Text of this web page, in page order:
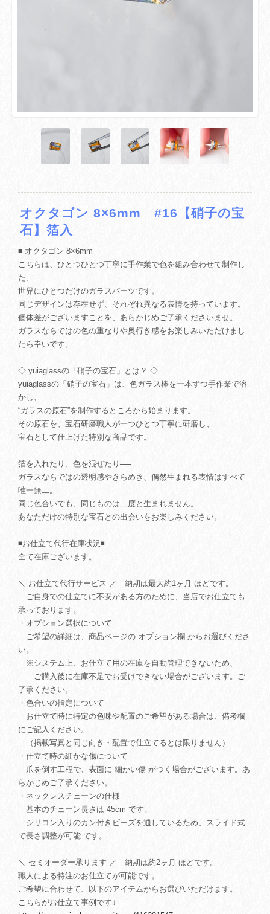
オクタゴン 8×6mm #16【硝子の宝
石】箔入
◾️ オクタゴン 8×6mm
こちらは、ひとつひとつ丁寧に手作業で色を組み合わせて制作し
た、
世界にひとつだけのガラスパーツです。
同じデザインは存在せず、それぞれ異なる表情を持っています。
個体差がございますことを、あらかじめご了承くださいませ。
ガラスならではの色の重なりや奥行き感をお楽しみいただけまし
たら幸いです。
◇ yuiaglassの「硝子の宝石」とは？ ◇
yuiaglassの「硝子の宝石」は、色ガラス棒を一本ずつ手作業で溶
かし、
“ガラスの原石”を制作するところから始まります。
その原石を、宝石研磨職人が一つひとつ丁寧に研磨し、
宝石として仕上げた特別な商品です。
箔を入れたり、色を混ぜたり──
ガラスならではの透明感やきらめき、偶然生まれる表情はすべて
唯一無二。
同じ色合いでも、同じものは二度と生まれません。
あなただけの特別な宝石との出会いをお楽しみください。
◾️お仕立て代行在庫状況◾️
全て在庫ございます。
＼ お仕立て代行サービス ／ 納期は最大約1ヶ月 ほどです。
ご自身での仕立てに不安がある方のために、当店でお仕立ても
承っております。
・オプション選択について
ご希望の詳細は、商品ページの オプション欄 からお選びくださ
い。
※システム上、お仕立て用の在庫を自動管理できないため、
ご購入後に在庫不足でお受けできない場合がございます。ご
了承ください。
・色合いの指定について
お仕立て時に特定の色味や配置のご希望がある場合は、備考欄
にご記入ください。
（掲載写真と同じ向き・配置で仕立てるとは限りません）
・仕立て時の細かな傷について
爪を倒す工程で、表面に 細かい傷 がつく場合がございます。あ
らかじめご了承ください。
・ネックレスチェーンの仕様
基本のチェーン長さは 45cm です。
シリコン入りのカン付きビーズを通しているため、スライド式
で長さ調整が可能 です。
＼ セミオーダー承ります ／ 納期は約2ヶ月 ほどです。
職人による特注のお仕立てが可能です。
ご希望に合わせて、以下のアイテムからお選びいただけます。
こちらがお仕立て事例です↓